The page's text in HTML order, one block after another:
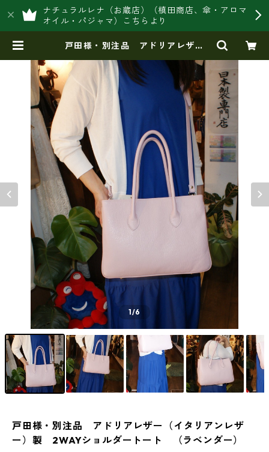
ナチュラルレナ（お蔵店）（槙田商店、傘・アロマ
オイル・パジャマ）こちらより
戸田様・別注品 アドリアレザー
ョルダートート （ラベンダー） |
豊岡製オリジナルバッグ製造販売
【日本製・バッグ財布 専門店】レ
ナ ジャパンメイド ショップ
1/6
戸田様・別注品 アドリアレザー（イタリアンレザ
ー）製 2WAYショルダートート （ラベンダー）